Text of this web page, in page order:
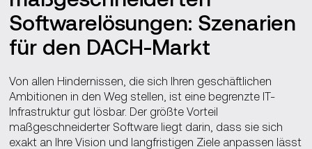
Softwarelösungen: Szenarien
für den DACH-Markt
Von allen Hindernissen, die sich Ihren geschäftlichen
Ambitionen in den Weg stellen, ist eine begrenzte IT-
Infrastruktur gut lösbar. Der größte Vorteil
maßgeschneiderter Software liegt darin, dass sie sich
exakt an Ihre Vision und langfristigen Ziele anpassen lässt